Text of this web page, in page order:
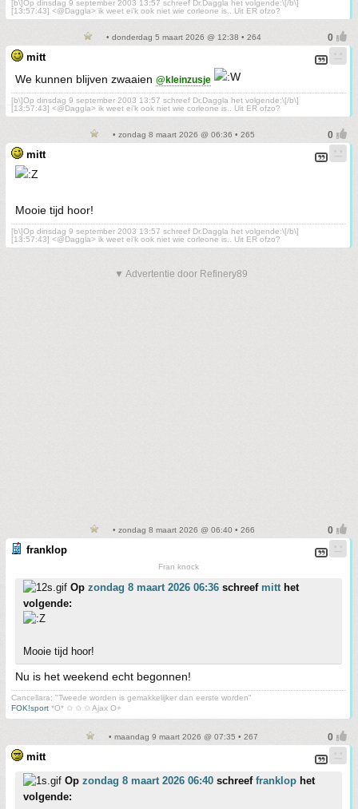
[b\]Op dinsdag 9 september 2003 13:57 schreef Dr.Daggla het volgende:\[/b\]
[13:57:43] <@Daggla> ik weet ei'k ook niet wie corleone is.. Uit ER ofzo?
• donderdag 5 maart 2026 @ 12:38 • 264
mitt
We kunnen blijven zwaaien @kleinzusje
[b\]Op dinsdag 9 september 2003 13:57 schreef Dr.Daggla het volgende:\[/b\]
[13:57:43] <@Daggla> ik weet ei'k ook niet wie corleone is.. Uit ER ofzo?
• zondag 8 maart 2026 @ 06:36 • 265
mitt
Mooie tijd hoor!
[b\]Op dinsdag 9 september 2003 13:57 schreef Dr.Daggla het volgende:\[/b\]
[13:57:43] <@Daggla> ik weet ei'k ook niet wie corleone is.. Uit ER ofzo?
▼ Advertentie door Refinery89
• zondag 8 maart 2026 @ 06:40 • 266
franklop
Fran knock
Op zondag 8 maart 2026 06:36 schreef mitthet
volgende:
Mooie tijd hoor!
Nu is het weekend echt begonnen!
Cancellara; "Tweede worden is gemakkelijker dan eerste worden"
FOK!sport *O* ✩ ✩ ✩ Ajax O+
• maandag 9 maart 2026 @ 07:35 • 267
mitt
Op zondag 8 maart 2026 06:40 schreef franklop het
volgende: